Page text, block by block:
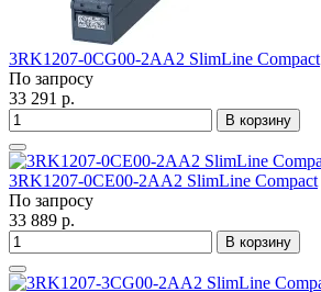
3RK1207-0CG00-2AA2 SlimLine Compact
По запросу
33 291 р.
В корзину
3RK1207-0CE00-2AA2 SlimLine Compact
По запросу
33 889 р.
В корзину